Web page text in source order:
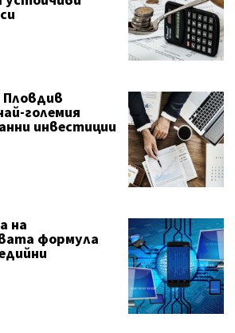
Пловдив
големия
инвестиции
на
формула